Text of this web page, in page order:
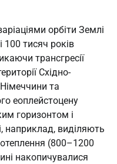
орбіти Землі
тисяч років
трансгресії
Східно-
та
еоплейстоцену
горизонтом і
наприклад, виділяють
(800–1200
накопичувалися